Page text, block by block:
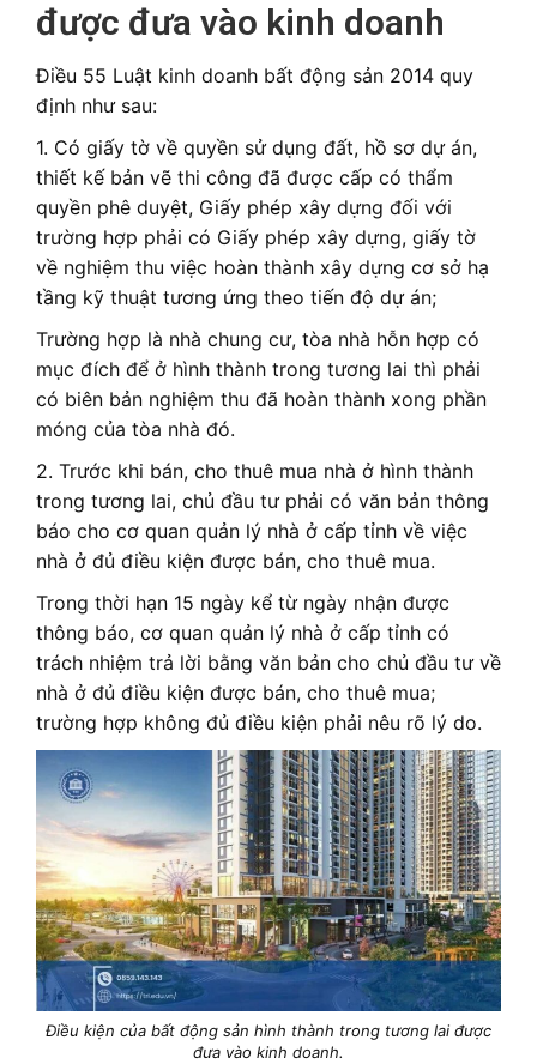
được đưa vào kinh doanh
Điều 55 Luật kinh doanh bất động sản 2014 quy
định như sau:
1. Có giấy tờ về quyền sử dụng đất, hồ sơ dự án,
thiết kế bản vẽ thi công đã được cấp có thẩm
quyền phê duyệt, Giấy phép xây dựng đối với
trường hợp phải có Giấy phép xây dựng, giấy tờ
về nghiệm thu việc hoàn thành xây dựng cơ sở hạ
tầng kỹ thuật tương ứng theo tiến độ dự án;
Trường hợp là nhà chung cư, tòa nhà hỗn hợp có
mục đích để ở hình thành trong tương lai thì phải
có biên bản nghiệm thu đã hoàn thành xong phần
móng của tòa nhà đó.
2. Trước khi bán, cho thuê mua nhà ở hình thành
trong tương lai, chủ đầu tư phải có văn bản thông
báo cho cơ quan quản lý nhà ở cấp tỉnh về việc
nhà ở đủ điều kiện được bán, cho thuê mua.
Trong thời hạn 15 ngày kể từ ngày nhận được
thông báo, cơ quan quản lý nhà ở cấp tỉnh có
trách nhiệm trả lời bằng văn bản cho chủ đầu tư về
nhà ở đủ điều kiện được bán, cho thuê mua;
trường hợp không đủ điều kiện phải nêu rõ lý do.
Điều kiện của bất động sản hình thành trong tương lai được
đưa vào kinh doanh.